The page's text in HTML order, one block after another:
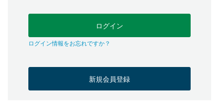
ログイン
ログイン情報をお忘れですか？
新規会員登録